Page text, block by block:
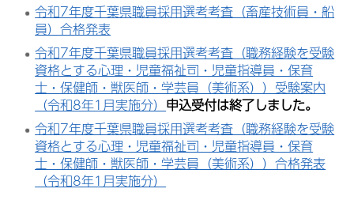
令和7年度千葉県職員採用選考考査（畜産技術員・船
員）合格発表
令和7年度千葉県職員採用選考考査（職務経験を受験
資格とする心理・児童福祉司・児童指導員・保育
士・保健師・獣医師・学芸員（美術系））受験案内
（令和8年1月実施分） 申込受付は終了しました。
令和7年度千葉県職員採用選考考査（職務経験を受験
資格とする心理・児童福祉司・児童指導員・保育
士・保健師・獣医師・学芸員（美術系））合格発表
（令和8年1月実施分）